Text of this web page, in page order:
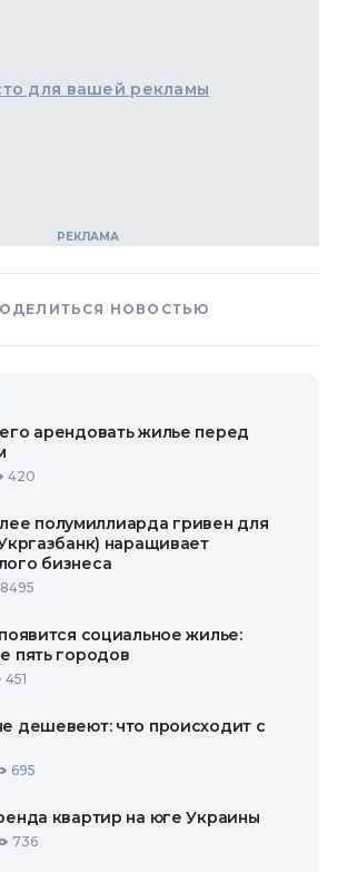
для вашей рекламы
НОВОСТЬЮ
арендовать жилье перед
420
полумиллиарда гривен для
наращивает
бизнеса
социальное жилье:
пять городов
451
дешевеют: что происходит с
695
квартир на юге Украины
736